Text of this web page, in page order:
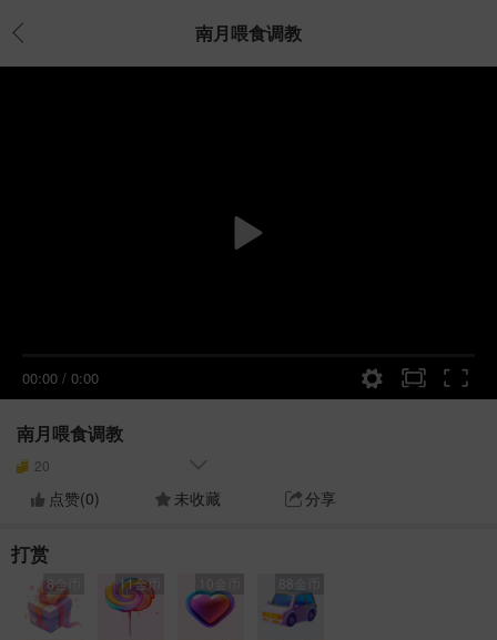
南月喂食调教
00:00 / 0:00
南月喂食调教
20
点赞(0) 未收藏 分享
打赏
8金币 11金币